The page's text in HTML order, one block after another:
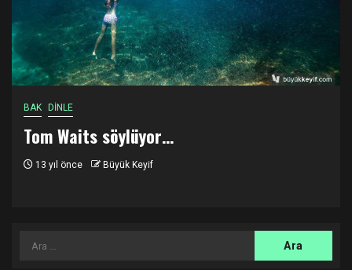
BAK DİNLE
Tom Waits söylüyor…
13 yıl önce Büyük Keyif
Arama: